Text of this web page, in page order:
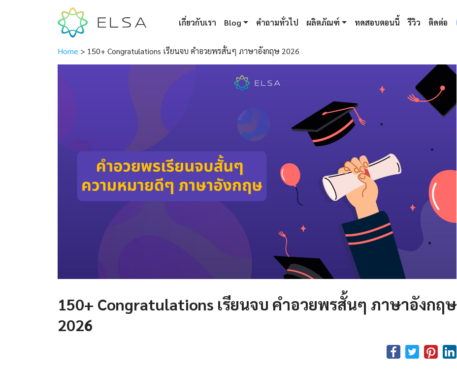
เกี่ยวกับเรา Blog คำถามทั่วไป ผลิตภัณฑ์ ทดสอบตอนนี้ รีวิว ติดต่อ
Home > 150+ Congratulations เรียนจบ คำอวยพรสั้นๆ ภาษาอังกฤษ 2026
150+ Congratulations เรียนจบ คำอวยพรสั้นๆ ภาษาอังกฤษ
2026